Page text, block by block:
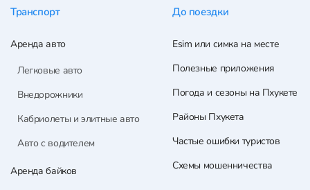
Транспорт
Аренда авто
Легковые авто
Внедорожники
Кабриолеты и элитные авто
Авто с водителем
Аренда байков
До поездки
Esim или симка на месте
Полезные приложения
Погода и сезоны на Пхукете
Районы Пхукета
Частые ошибки туристов
Схемы мошенничества